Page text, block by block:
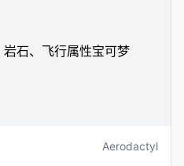
Aerodactyl